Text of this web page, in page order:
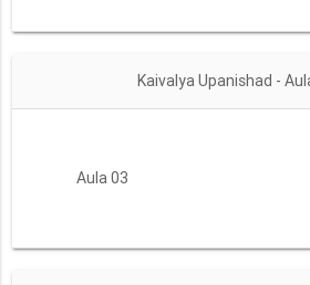
Kaivalya Upanishad -
Aula 03